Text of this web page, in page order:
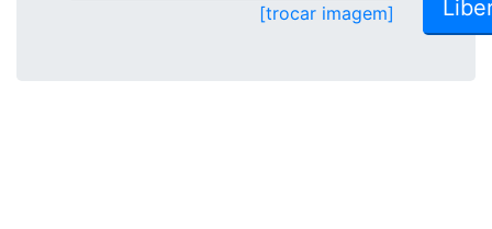
[trocar imagem]